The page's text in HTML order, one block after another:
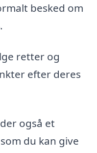
besked om
retter og
efter deres
også et
du kan give